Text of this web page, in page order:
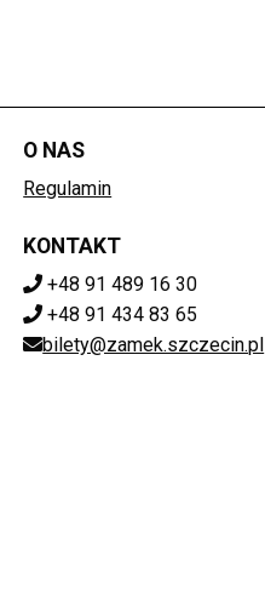
O NAS
Regulamin
KONTAKT
+48 91 489 16 30
+48 91 434 83 65
bilety@zamek.szczecin.pl